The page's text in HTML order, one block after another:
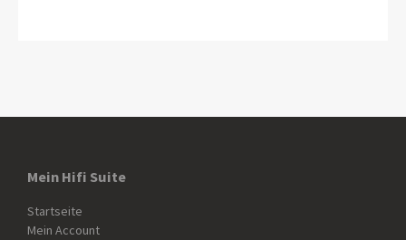
Mein Hifi Suite
Startseite
Mein Account